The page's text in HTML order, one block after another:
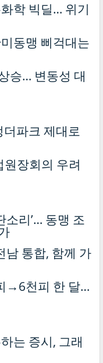
학 빅딜… 위기
동맹 삐걱대는
승… 변동성 대
파크 제대로
장회의 우려
소리’… 동맹 조
남 통합, 함께 가
→6천피 한 달…
는 증시, 그래